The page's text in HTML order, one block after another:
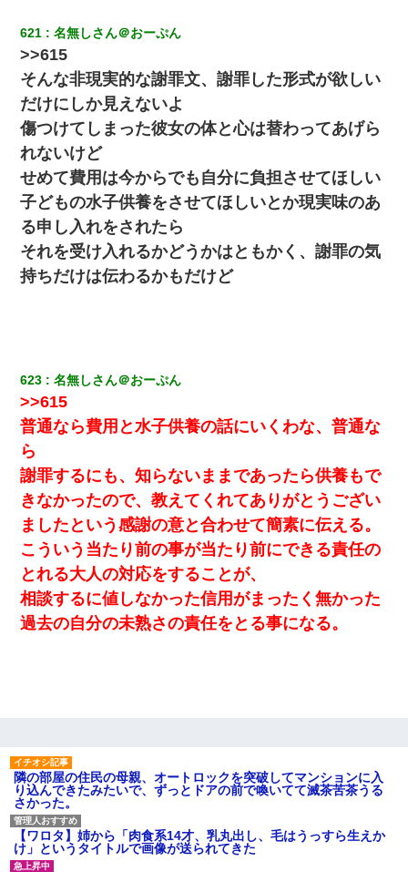
621 名無しさん＠おーぷん
>>615
そんな非現実的な謝罪文、謝罪した形式が欲しい
だけにしか見えないよ
傷つけてしまった彼女の体と心は替わってあげら
れないけど
せめて費用は今からでも自分に負担させてほしい
子どもの水子供養をさせてほしいとか現実味のあ
る申し入れをされたら
それを受け入れるかどうかはともかく、謝罪の気
持ちだけは伝わるかもだけど
623 名無しさん＠おーぷん
>>615
普通なら費用と水子供養の話にいくわな、普通な
ら
謝罪するにも、知らないままであったら供養もで
きなかったので、教えてくれてありがとうござい
ましたという感謝の意と合わせて簡素に伝える。
こういう当たり前の事が当たり前にできる責任の
とれる大人の対応をすることが、
相談するに値しなかった信用がまったく無かった
過去の自分の未熟さの責任をとる事になる。
隣の部屋の住民の母親、オートロックを突破してマンションに入
り込んできたみたいで、ずっとドアの前で喚いてて滅茶苦茶うる
さかった。
【ワロタ】姉から「肉食系14才、乳丸出し、毛はうっすら生えか
け」というタイトルで画像が送られてきた